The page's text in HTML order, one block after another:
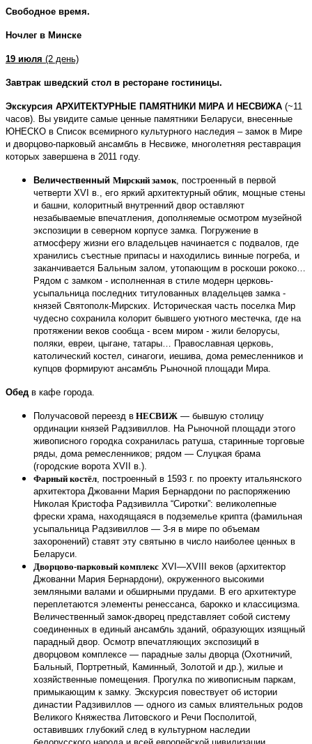
Свободное время.
Ночлег в Минске
19 июля (2 день)
Завтрак шведский стол в ресторане гостиницы.
Экскурсия АРХИТЕКТУРНЫЕ ПАМЯТНИКИ МИРА И НЕСВИЖА (~11
часов). Вы увидите самые ценные памятники Беларуси, внесенные
ЮНЕСКО в Список всемирного культурного наследия – замок в Мире
и дворцово-парковый ансамбль в Несвиже, многолетняя реставрация
которых завершена в 2011 году.
Величественный Мирский замок, построенный в первой
четверти XVI в., его яркий архитектурный облик, мощные стены
и башни, колоритный внутренний двор оставляют
незабываемые впечатления, дополняемые осмотром музейной
экспозиции в северном корпусе замка. Погружение в
атмосферу жизни его владельцев начинается с подвалов, где
хранились съестные припасы и находились винные погреба, и
заканчивается Бальным залом, утопающим в роскоши рококо…
Рядом с замком - исполненная в стиле модерн церковь-
усыпальница последних титулованных владельцев замка -
князей Святополк-Мирских. Историческая часть поселка Мир
чудесно сохранила колорит бывшего уютного местечка, где на
протяжении веков сообща - всем миром - жили белорусы,
поляки, евреи, цыгане, татары… Православная церковь,
католический костел, синагоги, иешива, дома ремесленников и
купцов формируют ансамбль Рыночной площади Мира.
Обед в кафе города.
Получасовой переезд в НЕСВИЖ — бывшую столицу
ординации князей Радзивиллов. На Рыночной площади этого
живописного городка сохранилась ратуша, старинные торговые
ряды, дома ремесленников; рядом — Слуцкая брама
(городские ворота XVII в.).
Фарный костёл, построенный в 1593 г. по проекту итальянского
архитектора Джованни Мария Бернардони по распоряжению
Николая Кристофа Радзивилла “Сиротки”: великолепные
фрески храма, находящаяся в подземелье крипта (фамильная
усыпальница Радзивиллов — 3-я в мире по объемам
захоронений) ставят эту святыню в число наиболее ценных в
Беларуси.
Дворцово-парковый комплекс XVI—XVIII веков (архитектор
Джованни Мария Бернардони), окруженного высокими
земляными валами и обширными прудами. В его архитектуре
переплетаются элементы ренессанса, барокко и классицизма.
Величественный замок-дворец представляет собой систему
соединенных в единый ансамбль зданий, образующих изящный
парадный двор. Осмотр впечатляющих экспозиций в
дворцовом комплексе — парадные залы дворца (Охотничий,
Бальный, Портретный, Каминный, Золотой и др.), жилые и
хозяйственные помещения. Прогулка по живописным паркам,
примыкающим к замку. Экскурсия повествует об истории
династии Радзивиллов — одного из самых влиятельных родов
Великого Княжества Литовского и Речи Посполитой,
оставивших глубокий след в культурном наследии